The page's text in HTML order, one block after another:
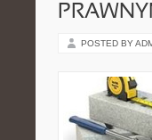
POSTED BY